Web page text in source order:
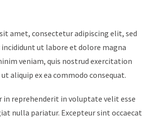
amet, consectetur adipiscing elit, sed
ut labore et dolore magna
veniam, quis nostrud exercitation
aliquip ex ea commodo consequat.
in reprehenderit in voluptate velit esse
nulla pariatur. Excepteur sint occaecat